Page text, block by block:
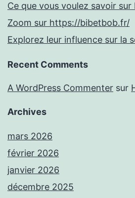
Ce que vous voulez savoir sur
Zoom sur https://bibetbob.fr/
Explorez leur influence sur la
Recent Comments
A WordPress Commenter sur
Archives
mars 2026
février 2026
janvier 2026
décembre 2025